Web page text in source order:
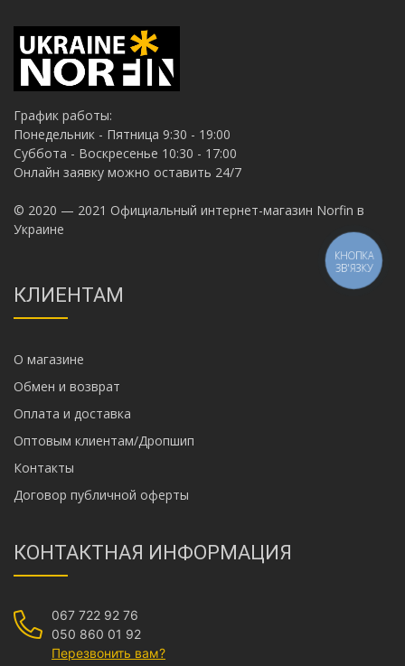
График работы:
Понедельник - Пятница 9:30 - 19:00
Суббота - Воскресенье 10:30 - 17:00
Онлайн заявку можно оставить 24/7
© 2020 — 2021 Официальный интернет-магазин Norfin в
Украине
КЛИЕНТАМ
О магазине
Обмен и возврат
Оплата и доставка
Оптовым клиентам/Дропшип
Контакты
Договор публичной оферты
КОНТАКТНАЯ ИНФОРМАЦИЯ
067 722 92 76
050 860 01 92
Перезвонить вам?
КНОПКА
ЗВ'ЯЗКУ